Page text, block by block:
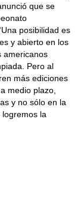
que se
posibilidad es
y abierto en los
americanos
Pero al
más ediciones
medio plazo,
y no sólo en la
la